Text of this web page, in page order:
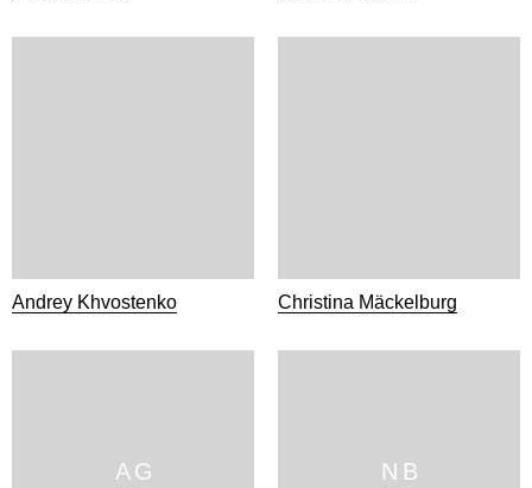
Andrey Khvostenko Christina Mäckelburg
A G N B